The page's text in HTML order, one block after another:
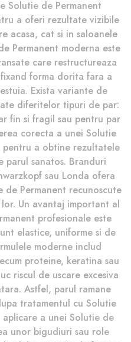
Solutie de Permanent
a oferi rezultate vizibile
acasa, cat si in saloanele
Permanent moderna este
care restructureaza
forma dorita fara a
Exista variante de
diferitelor tipuri de par:
fin si fragil sau pentru par
corecta a unei Solutie
pentru a obtine rezultatele
parul sanatos. Branduri
sau Londa ofera
de Permanent recunoscute
Un avantaj important al
profesionale este
elastice, uniforme si de
moderne includ
proteine, keratina sau
riscul de uscare excesiva
Astfel, parul ramane
tratamentul cu Solutie
aplicare a unei Solutie de
unor bigudiuri sau role